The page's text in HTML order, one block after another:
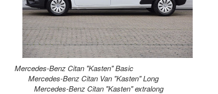
Mercedes-Benz Citan "Kasten" Basic
Mercedes-Benz Citan Van "Kasten" Long
Mercedes-Benz Citan "Kasten" extralong